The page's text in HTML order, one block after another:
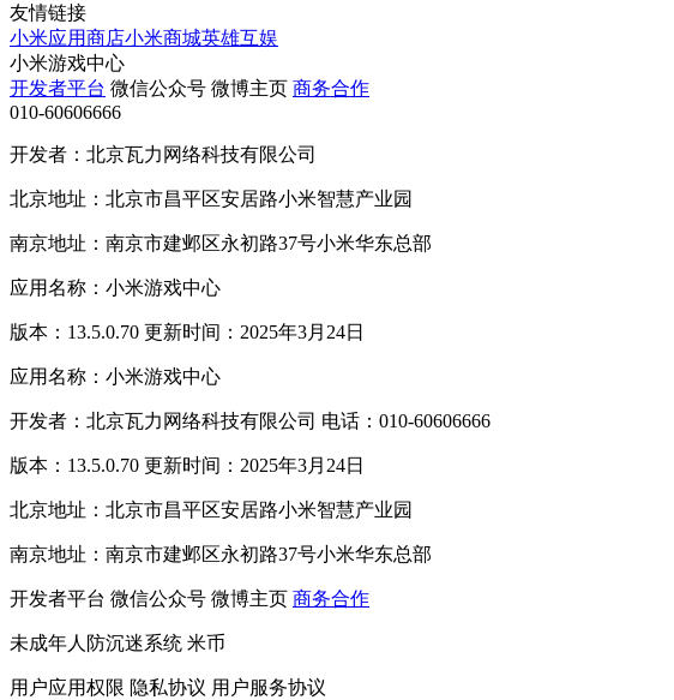
友情链接
小米应用商店小米商城英雄互娱
小米游戏中心
开发者平台 微信公众号 微博主页 商务合作
010-60606666
开发者：北京瓦力网络科技有限公司
北京地址：北京市昌平区安居路小米智慧产业园
南京地址：南京市建邺区永初路37号小米华东总部
应用名称：小米游戏中心
版本：13.5.0.70 更新时间：2025年3月24日
应用名称：小米游戏中心
开发者：北京瓦力网络科技有限公司 电话：010-60606666
版本：13.5.0.70 更新时间：2025年3月24日
北京地址：北京市昌平区安居路小米智慧产业园
南京地址：南京市建邺区永初路37号小米华东总部
开发者平台 微信公众号 微博主页 商务合作
未成年人防沉迷系统 米币
用户应用权限 隐私协议 用户服务协议